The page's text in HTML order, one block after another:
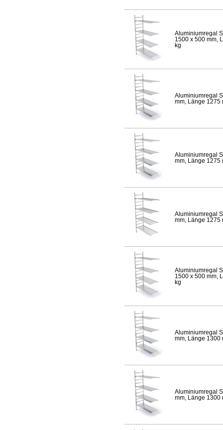
Aluminiumregal
1500 x 500 mm,
kg
Aluminiumregal
mm, Länge 1275
Aluminiumregal
mm, Länge 1275
Aluminiumregal
mm, Länge 1275
Aluminiumregal
1500 x 500 mm,
kg
Aluminiumregal
mm, Länge 1300
Aluminiumregal
mm, Länge 1300